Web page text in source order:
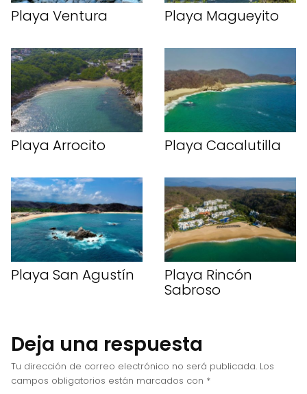
Playa Ventura Playa Magueyito
Playa Arrocito Playa Cacalutilla
Playa San Agustín Playa Rincón
Sabroso
Deja una respuesta
Tu dirección de correo electrónico no será publicada. Los
campos obligatorios están marcados con *